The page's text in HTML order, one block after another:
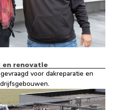
en renovatie
voor dakreparatie en